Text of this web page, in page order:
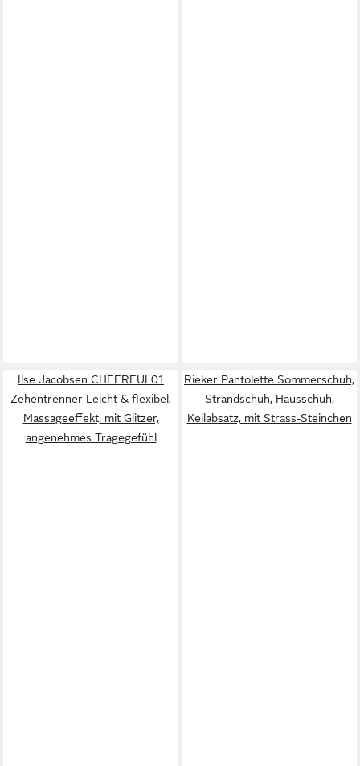
Ilse Jacobsen CHEERFUL01
Zehentrenner Leicht & flexibel,
Massageeffekt, mit Glitzer,
angenehmes Tragegefühl
Rieker Pantolette Sommerschuh,
Strandschuh, Hausschuh,
Keilabsatz, mit Strass-Steinchen